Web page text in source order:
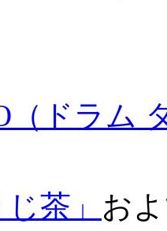
（ドラム
茶」 お